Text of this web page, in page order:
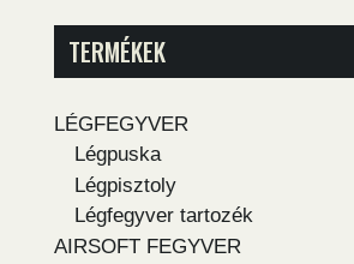
TERMÉKEK
LÉGFEGYVER
Légpuska
Légpisztoly
Légfegyver tartozék
AIRSOFT FEGYVER